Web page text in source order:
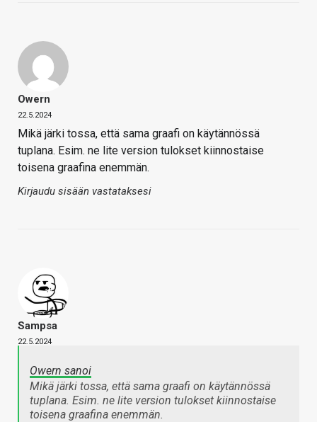
Owern
22.5.2024
Mikä järki tossa, että sama graafi on käytännössä
tuplana. Esim. ne lite version tulokset kiinnostaise
toisena graafina enemmän.
Kirjaudu sisään vastataksesi
Sampsa
22.5.2024
Owern sanoi
Mikä järki tossa, että sama graafi on käytännössä
tuplana. Esim. ne lite version tulokset kiinnostaise
toisena graafina enemmän.